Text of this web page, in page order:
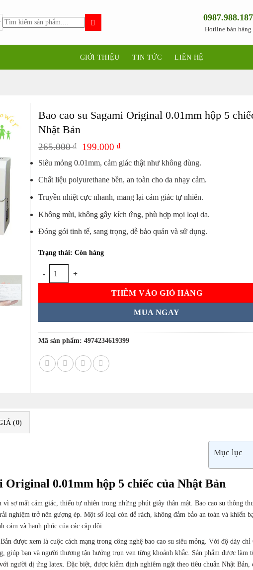
Tìm
kiếm:
0987.988.187
Hotline bán hàng
GIỚI THIỆU TIN TỨC LIÊN HỆ
Bao cao su Sagami Original 0.01mm hộp 5
Nhật Bản
265.000₫
Giá
là:
265.000 ₫.
199.000 ₫Giá
tại
199.000 ₫.
Siêu mỏng 0.01mm, cảm giác thật như không dùng.
Chất liệu polyurethane bền, an toàn cho da nhạy cảm.
Truyền nhiệt cực nhanh, mang lại cảm giác tự nhiên.
Không mùi, không gây kích ứng, phù hợp mọi loại da.
Đóng gói tinh tế, sang trọng, dễ bảo quản và sử dụng.
Trạng thái: Còn hàng
Bao cao su Sagami Original 0.01mm hộp 5 chiếc của Nhật Bản số lượng
THÊM VÀO GIỎ HÀNG
MUA NGAY
Mã sản phẩm:4974234619399
(0)
Mục lục
Original 0.01mm hộp 5 chiếc của Nhật Bản
sợ mất cảm giác, thiếu tự nhiên trong những phút giây thân mật. Bao cao su thông
nghiệm trở nên gượng ép. Một số loại còn dễ rách, không đảm bảo an toàn và khiến
và hạnh phúc của các cặp đôi.
được xem là cuộc cách mạng trong công nghệ bao cao su siêu mỏng. Với độ dày chỉ
giúp bạn và người thương tận hưởng trọn vẹn từng khoảnh khắc. Sản phẩm được làm
người dị ứng latex. Đặc biệt, được kiểm định nghiêm ngặt theo tiêu chuẩn Nhật Bản,